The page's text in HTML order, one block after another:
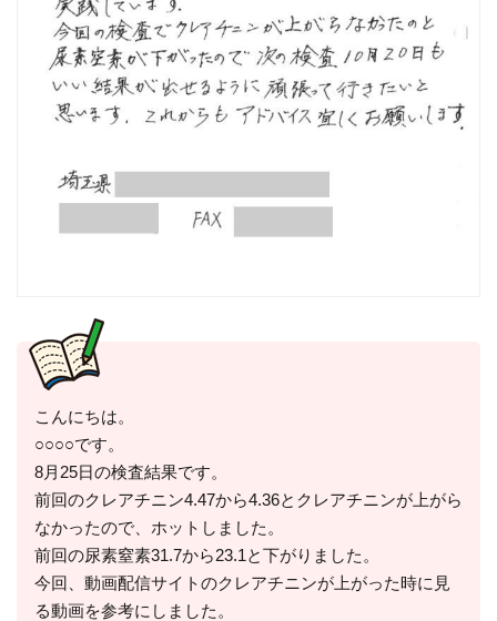
こんにちは。
○○○○です。
8月25日の検査結果です。
前回のクレアチニン4.47から4.36とクレアチニンが上がら
なかったので、ホットしました。
前回の尿素窒素31.7から23.1と下がりました。
今回、動画配信サイトのクレアチニンが上がった時に見
る動画を参考にしました。